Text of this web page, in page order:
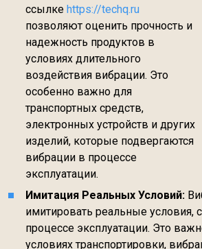
ссылке https://techq.ru
позволяют оценить прочность и
надежность продуктов в
условиях длительного
воздействия вибрации. Это
особенно важно для
транспортных средств,
электронных устройств и других
изделий, которые подвергаются
вибрации в процессе
эксплуатации.
Имитация Реальных Условий:
имитировать реальные условия,
процессе эксплуатации. Это
условиях транспортировки,